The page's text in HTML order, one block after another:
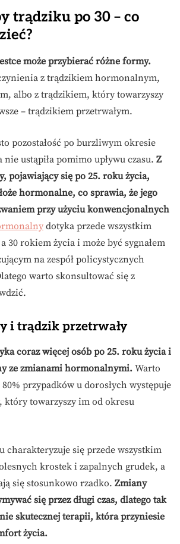
trądziku po 30 – co
może przybierać różne formy.
z trądzikiem hormonalnym,
albo z trądzikiem, który towarzyszy
– trądzikiem przetrwałym.
pozostałość po burzliwym okresie
ustąpiła pomimo upływu czasu. Z
pojawiający się po 25. roku życia,
hormonalne, co sprawia, że jego
przy użyciu konwencjonalnych
dotyka przede wszystkim
30 rokiem życia i może być sygnałem
na zespół policystycznych
warto skonsultować się z
i trądzik przetrwały
coraz więcej osób po 25. roku życia i
ze zmianami hormonalnymi. Warto
80% przypadków u dorosłych występuje
który towarzyszy im od okresu
charakteryzuje się przede wszystkim
krostek i zapalnych grudek, a
się stosunkowo rzadko. Zmiany
się przez długi czas, dlatego tak
skutecznej terapii, która przyniesie
życia.